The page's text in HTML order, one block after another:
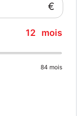
€
12 mois
84 mois